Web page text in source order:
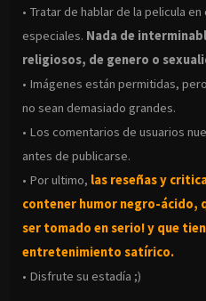
• Tratar de hablar de la pelicula
especiales. Nada de
religiosos, de genero o
• Imágenes están permitidas,
no sean demasiado grandes.
• Los comentarios de usuarios
antes de publicarse.
• Por ultimo, las reseñas y
contener humor negro-ácido,
ser tomado en serio! y que
entretenimiento satírico.
• Disfrute su estadía ;)